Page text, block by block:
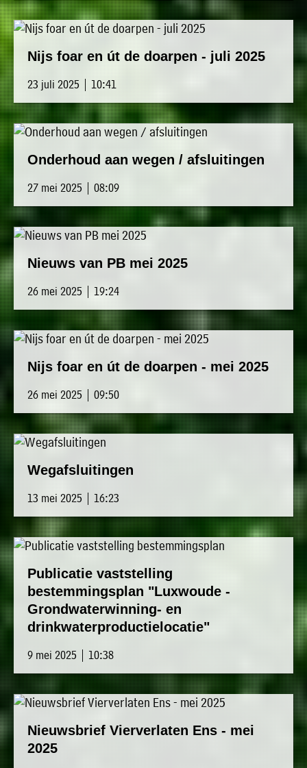
Nijs foar en út de doarpen - juli 2025
23 juli 2025 | 10:41
Onderhoud aan wegen / afsluitingen
27 mei 2025 | 08:09
Nieuws van PB mei 2025
26 mei 2025 | 19:24
Nijs foar en út de doarpen - mei 2025
26 mei 2025 | 09:50
Wegafsluitingen
13 mei 2025 | 16:23
Publicatie vaststelling
bestemmingsplan "Luxwoude -
Grondwaterwinning- en
drinkwaterproductielocatie"
9 mei 2025 | 10:38
Nieuwsbrief Vierverlaten Ens - mei
2025